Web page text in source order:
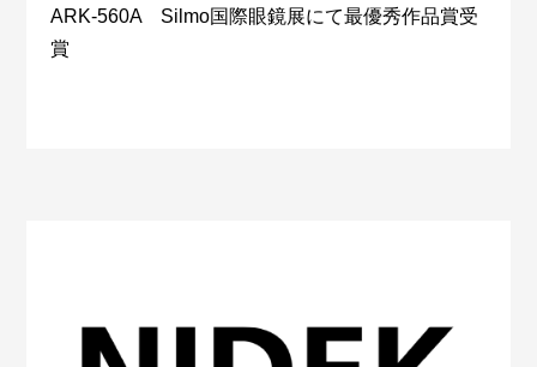
ARK-560A Silmo国際眼鏡展にて最優秀作品賞受
賞